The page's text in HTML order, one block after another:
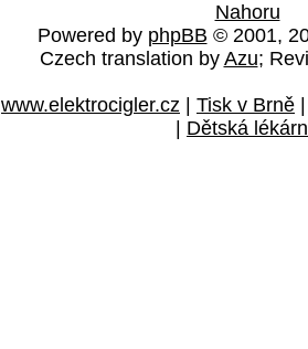
Nahoru
Powered by phpBB © 2001,
Czech translation by Azu;
www.elektrocigler.cz Tisk v Brně
Dětská